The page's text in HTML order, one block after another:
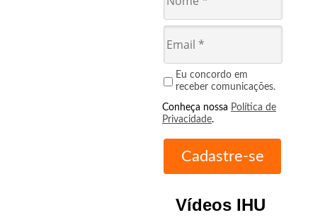
Eu concordo em
receber comunicações.
Conheça nossa Política de
Privacidade.
Vídeos IHU